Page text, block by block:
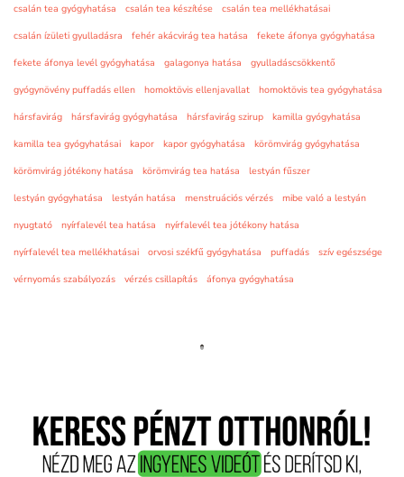
csalán tea gyógyhatása csalán tea készítése
csalán tea mellékhatásai
csalán ízületi gyulladásra
fehér akácvirág tea hatása
fekete áfonya gyógyhatása
fekete áfonya levél gyógyhatása
galagonya hatása
gyulladáscsökkentő
gyógynövény puffadás ellen
homoktövis ellenjavallat
homoktövis tea gyógyhatása
hársfavirág
hársfavirág gyógyhatása hársfavirág szirup
kamilla gyógyhatása
kamilla tea gyógyhatásai
kapor kapor gyógyhatása
körömvirág gyógyhatása
körömvirág jótékony hatása
körömvirág tea hatása
lestyán fűszer
lestyán gyógyhatása
lestyán hatása menstruációs vérzés
mibe való a lestyán
nyugtató
nyírfalevél tea hatása
nyírfalevél tea jótékony hatása
nyírfalevél tea mellékhatásai
orvosi székfű gyógyhatása puffadás
szív egészsége
vérnyomás szabályozás
vérzés csillapítás áfonya gyógyhatása